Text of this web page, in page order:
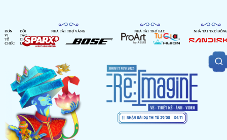
ĐƠN
VỊ
TỔ
CHỨC
ĐỐI
TÁC
CHIẾN
LƯỢC
NHÀ TÀI TRỢ VÀNG NHÀ TÀI TRỢ BẠC NHÀ TÀI TRỢ ĐỒNG